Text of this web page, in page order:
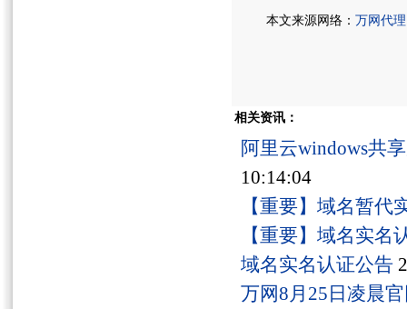
本文来源网络： 万网代理
相关资讯：
阿里云windows共
10:14:04
【重要】域名暂代
【重要】域名实名
域名实名认证公告
万网8月25日凌晨